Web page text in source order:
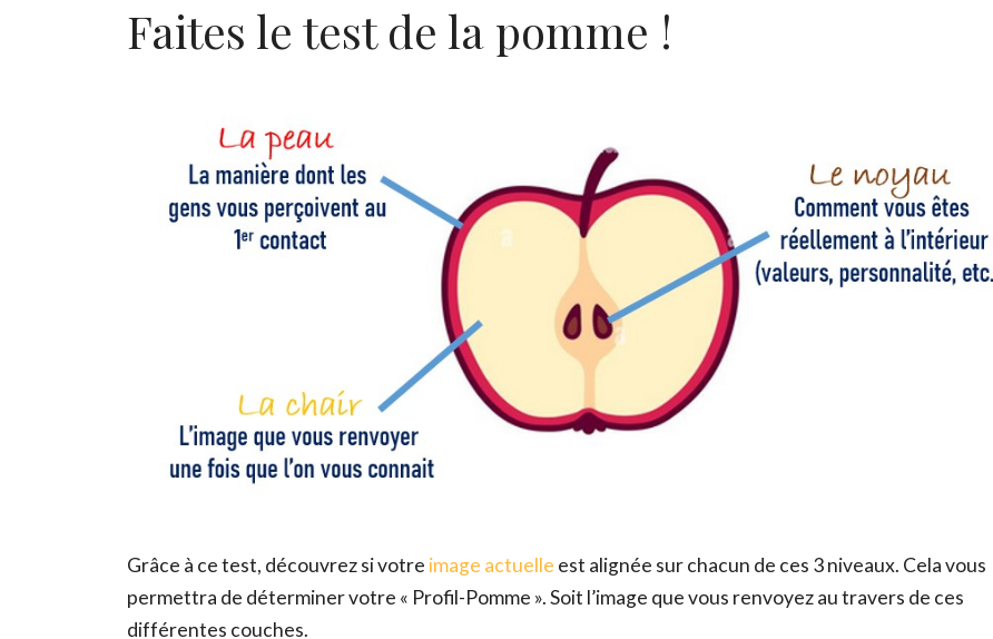
Faites le test de la pomme !
Grâce à ce test, découvrez si votre image actuelle est alignée sur chacun de ces 3 niveaux. Cela vous
permettra de déterminer votre « Profil-Pomme ». Soit l’image que vous renvoyez au travers de ces
différentes couches.